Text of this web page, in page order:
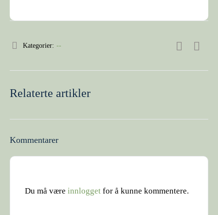
Kategorier: --
Relaterte artikler
Kommentarer
Du må være innlogget for å kunne kommentere.